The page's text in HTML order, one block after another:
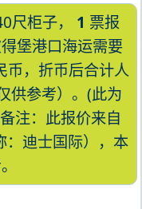
尺柜子， 1 票报
堡港口海运需要
币，折币后合计人
供参考）。(此为
注：此报价来自
：迪士国际），本